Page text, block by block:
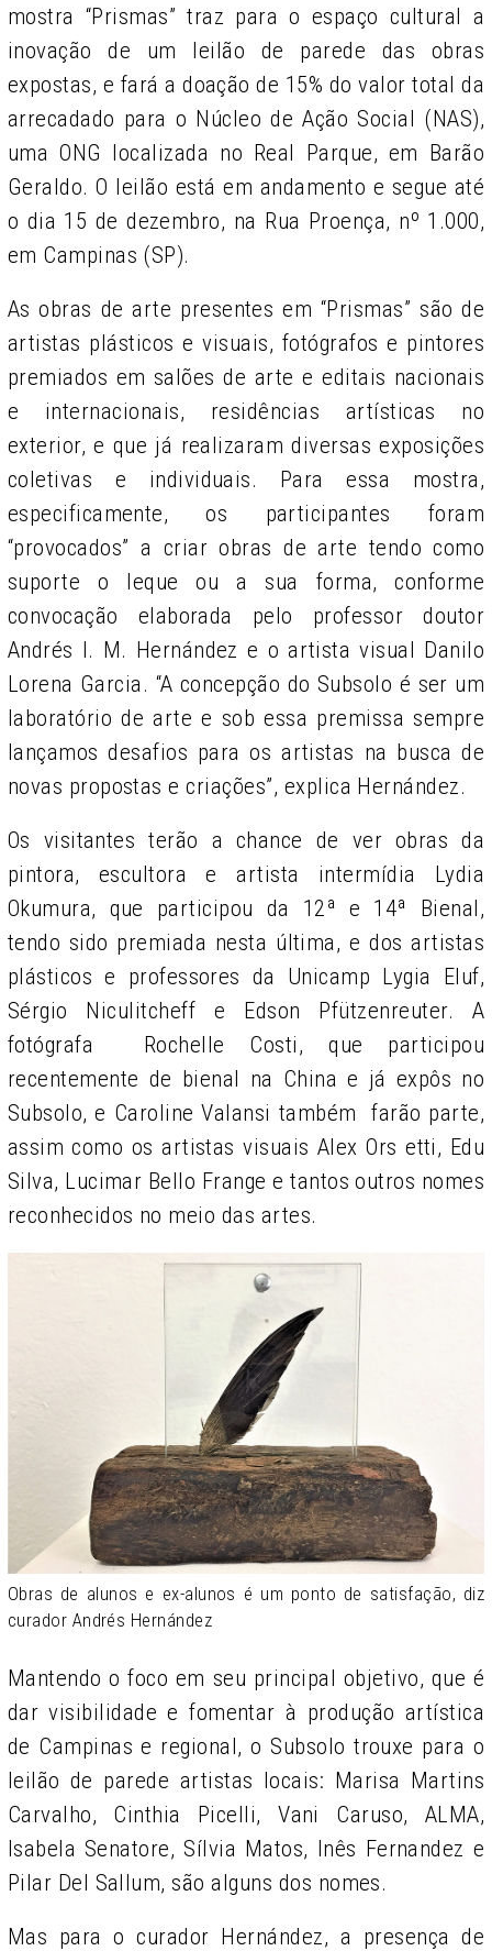
mostra “Prismas” traz para o espaço cultural a
inovação de um leilão de parede das obras
expostas, e fará a doação de 15% do valor total da
arrecadado para o Núcleo de Ação Social (NAS),
uma ONG localizada no Real Parque, em Barão
Geraldo. O leilão está em andamento e segue até
o dia 15 de dezembro, na Rua Proença, nº 1.000,
em Campinas (SP).
As obras de arte presentes em “Prismas” são de
artistas plásticos e visuais, fotógrafos e pintores
premiados em salões de arte e editais nacionais
e internacionais, residências artísticas no
exterior, e que já realizaram diversas exposições
coletivas e individuais. Para essa mostra,
especificamente, os participantes foram
“provocados” a criar obras de arte tendo como
suporte o leque ou a sua forma, conforme
convocação elaborada pelo professor doutor
Andrés I. M. Hernández e o artista visual Danilo
Lorena Garcia. “A concepção do Subsolo é ser um
laboratório de arte e sob essa premissa sempre
lançamos desafios para os artistas na busca de
novas propostas e criações”, explica Hernández.
Os visitantes terão a chance de ver obras da
pintora, escultora e artista intermídia Lydia
Okumura, que participou da 12ª e 14ª Bienal,
tendo sido premiada nesta última, e dos artistas
plásticos e professores da Unicamp Lygia Eluf,
Sérgio Niculitcheff e Edson Pfützenreuter. A
fotógrafa Rochelle Costi, que participou
recentemente de bienal na China e já expôs no
Subsolo, e Caroline Valansi também farão parte,
assim como os artistas visuais Alex Ors etti, Edu
Silva, Lucimar Bello Frange e tantos outros nomes
reconhecidos no meio das artes.
Obras de alunos e ex-alunos é um ponto de satisfação, diz
curador Andrés Hernández
Mantendo o foco em seu principal objetivo, que é
dar visibilidade e fomentar à produção artística
de Campinas e regional, o Subsolo trouxe para o
leilão de parede artistas locais: Marisa Martins
Carvalho, Cinthia Picelli, Vani Caruso, ALMA,
Isabela Senatore, Sílvia Matos, Inês Fernandez e
Pilar Del Sallum, são alguns dos nomes.
Mas para o curador Hernández, a presença de